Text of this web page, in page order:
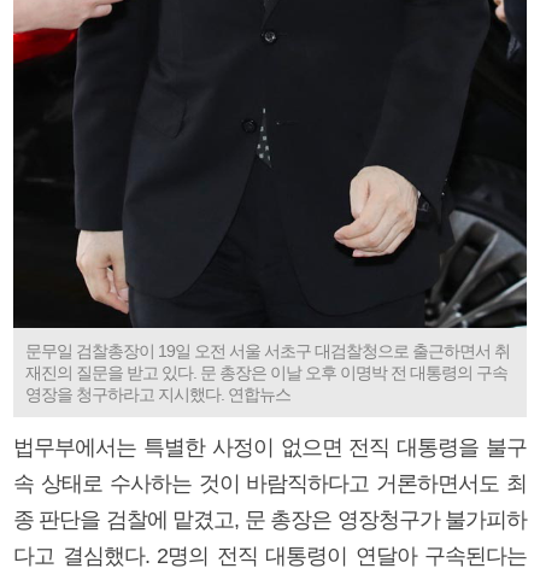
문무일 검찰총장이 19일 오전 서울 서초구 대검찰청으로 출근하면서 취
재진의 질문을 받고 있다. 문 총장은 이날 오후 이명박 전 대통령의 구속
영장을 청구하라고 지시했다. 연합뉴스
법무부에서는 특별한 사정이 없으면 전직 대통령을 불구
속 상태로 수사하는 것이 바람직하다고 거론하면서도 최
종 판단을 검찰에 맡겼고, 문 총장은 영장청구가 불가피하
다고 결심했다. 2명의 전직 대통령이 연달아 구속된다는